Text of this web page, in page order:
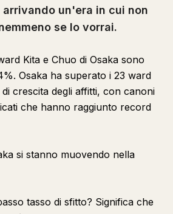
un'era in cui non
se lo vorrai.
Kita e Chuo di Osaka sono
Osaka ha superato i 23 ward
crescita degli affitti, con canoni
che hanno raggiunto record
si stanno muovendo nella
tasso di sfitto? Significa che